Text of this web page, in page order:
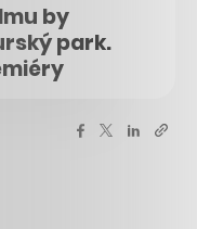
by
park.